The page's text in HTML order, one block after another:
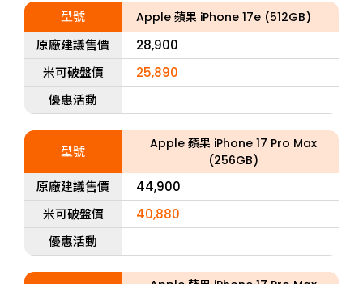
型號 Apple 蘋果 iPhone 17e (512GB)
原廠建議售價
28,900
米可破盤價
25,890
優惠活動
型號
Apple 蘋果 iPhone 17 Pro Max
(256GB)
原廠建議售價
44,900
米可破盤價
40,880
優惠活動